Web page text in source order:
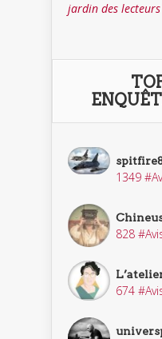
jardin des lecteurs
1349
828
674